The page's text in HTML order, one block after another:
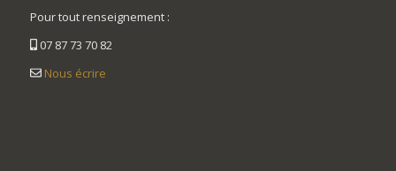
Pour tout renseignement :
07 87 73 70 82
Nous écrire